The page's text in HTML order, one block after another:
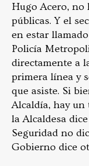
Hugo Acero, no
públicas. Y el
en estar
Policía
directamente a
primera línea y
que asiste. Si
Alcaldía, hay
la Alcaldesa
Seguridad no
Gobierno dice